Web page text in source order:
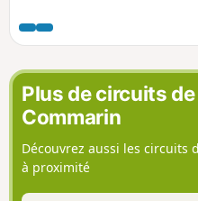
Plus de circuits
Commarin
Découvrez aussi les circuits
à proximité